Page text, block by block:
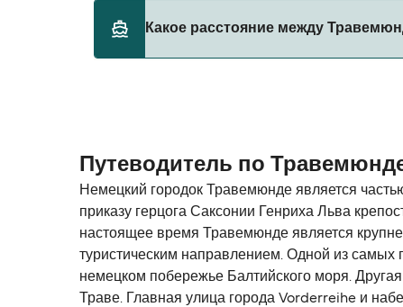
правилами перевозки животных у
Какое расстояние между
Путеводитель по
Немецкий городок Травемюнде является
приказу герцога Саксонии Генриха Льва
настоящее время Травемюнде является
туристическим направлением. Одной из самых
немецком побережье Балтийского моря.
Траве. Главная улица города Vorderreihe и